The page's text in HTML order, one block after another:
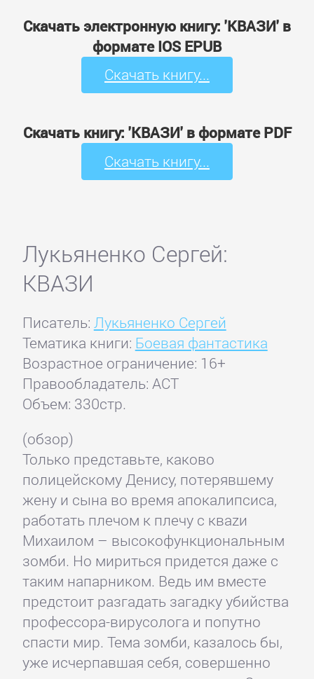
Скачать электронную книгу: 'КВАЗИ' в
формате IOS EPUB
Скачать книгу...
Скачать книгу: 'КВАЗИ' в формате PDF
Скачать книгу...
Лукьяненко Сергей:
КВАЗИ
Писатель: Лукьяненко Сергей
Тематика книги: Боевая фантастика
Возрастное ограничение: 16+
Правообладатель: АСТ
Объем: 330стр.
(обзор)
Только представьте, каково
полицейскому Денису, потерявшему
жену и сына во время апокалипсиса,
работать плечом к плечу с кваzи
Михаилом – высокофункциональным
зомби. Но мириться придется даже с
таким напарником. Ведь им вместе
предстоит разгадать загадку убийства
профессора-вирусолога и попутно
спасти мир. Тема зомби, казалось бы,
уже исчерпавшая себя, совершенно